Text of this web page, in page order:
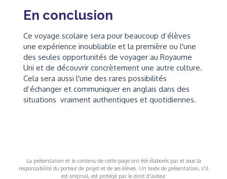
En conclusion
Ce voyage scolaire sera pour beaucoup d’élèves
une expérience inoubliable et la première ou l'une
des seules opportunités de voyager au Royaume
Uni et de découvrir concrètement une autre culture.
Cela sera aussi l'une des rares possibilités
d’échanger et communiquer en anglais dans des
situations vraiment authentiques et quotidiennes.
La présentation et le contenu de cette page ont été élaborés par et sous la
responsabilité du porteur de projet et de ses élèves. Un texte de présentation, s'il
est original, est protégé par le droit d'auteur